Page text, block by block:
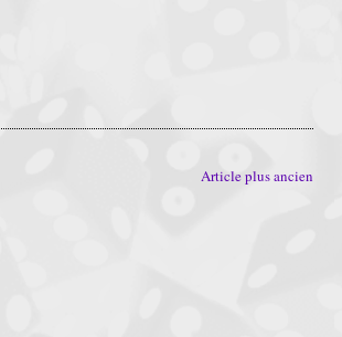
Article plus ancien